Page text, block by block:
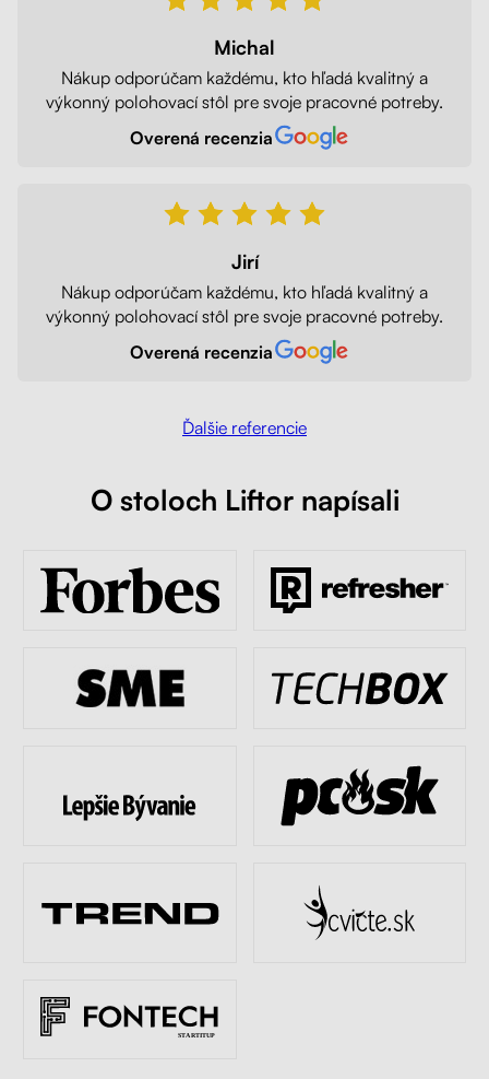
Michal
Nákup odporúčam každému, kto hľadá kvalitný a
výkonný polohovací stôl pre svoje pracovné potreby.
Overená recenzia
Jirí
Nákup odporúčam každému, kto hľadá kvalitný a
výkonný polohovací stôl pre svoje pracovné potreby.
Overená recenzia
Ďalšie referencie
O stoloch Liftor napísali